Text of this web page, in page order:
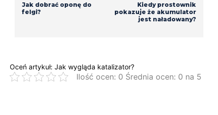
Jak dobrać oponę do
felgi?
Kiedy prostownik
pokazuje że akumulator
jest naładowany?
Oceń artykuł: Jak wygląda katalizator?
Ilość ocen: 0 Średnia ocen: 0 na 5